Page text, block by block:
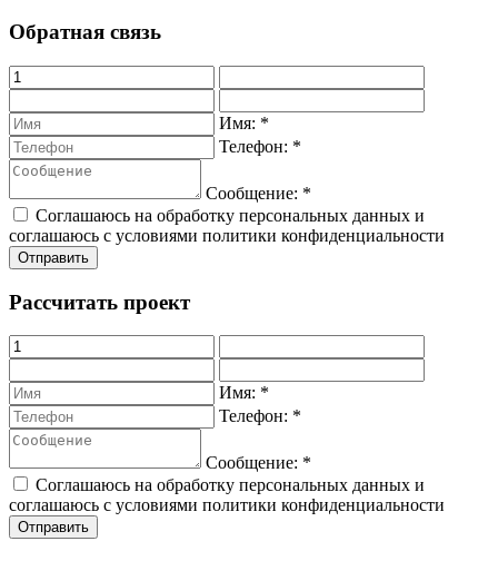
Обратная связь
Имя: *
Телефон: *
Сообщение: *
Соглашаюсь на обработку персональных данных и
соглашаюсь с условиями политики конфиденциальности
Рассчитать проект
Имя: *
Телефон: *
Сообщение: *
Соглашаюсь на обработку персональных данных и
соглашаюсь с условиями политики конфиденциальности